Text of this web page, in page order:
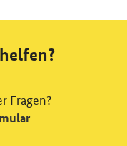
Fragen?